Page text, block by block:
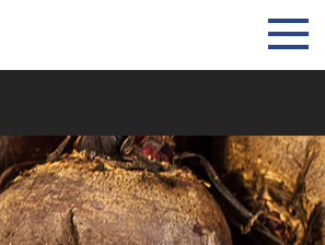
Toggle